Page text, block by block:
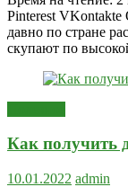
Pinterest VKontakte
давно по стране
скупают по
Как получить
10.01.2022 admin